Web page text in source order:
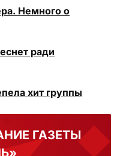
Немного о
ради
хит группы
ГАЗЕТЫ